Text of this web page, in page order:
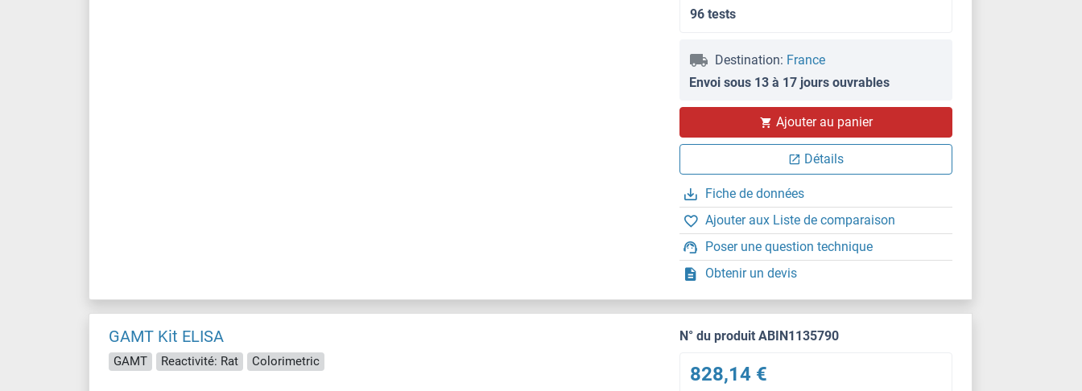
96 tests
Destination: France
Envoi sous 13 à 17 jours ouvrables
Ajouter au panier
Détails
Fiche de données
Ajouter aux Liste de comparaison
Poser une question technique
Obtenir un devis
GAMT Kit ELISA
GAMT Reactivité: Rat Colorimetric
N° du produit ABIN1135790
828,14 €